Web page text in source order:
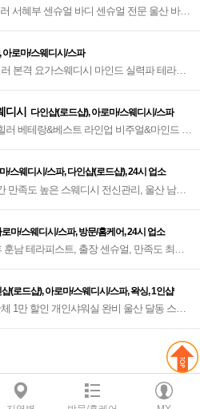
서혜부 센슈얼 바디 센슈얼 전문 울산 바디
아로마/스웨디시/스파
본격 요가스웨디시 마인드 실력파 테라피
디시
다인샵(로드샵), 아로마/스웨디시/스파
러 베테랑&베스트 라인업 비주얼&마인드 총
/스웨디시/스파, 다인샵(로드샵), 24시 업소
스웨디시 전신관리, 울산 남구
마/스웨디시/스파, 방문/홈케어, 24시 업소
훈남 테라피스트, 출장 센슈얼, 만족도 최상
(로드샵), 아로마/스웨디시/스파, 왁싱, 1인샵
1만 할인 개인샤워실 완비 울산 달동 스웨